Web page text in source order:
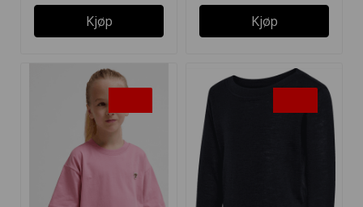
Kjøp Kjøp